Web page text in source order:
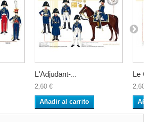
L'Adjudant-...
2,60 €
Añadir al carrito
Le
2,60 €